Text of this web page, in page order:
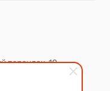
переулок, 10